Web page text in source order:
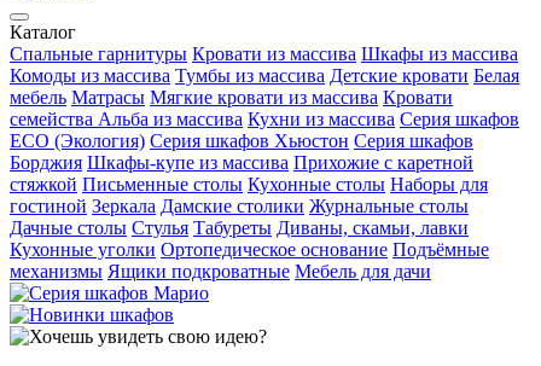
Каталог
Спальные гарнитуры Кровати из массива Шкафы из массива
Комоды из массива Тумбы из массива Детские кровати Белая
мебель Матрасы Мягкие кровати из массива Кровати
семейства Альба из массива Кухни из массива Серия шкафов
ECO (Экология) Серия шкафов Хьюстон Серия шкафов
Борджия Шкафы-купе из массива Прихожие с каретной
стяжкой Письменные столы Кухонные столы Наборы для
гостиной Зеркала Дамские столики Журнальные столы
Дачные столы Стулья Табуреты Диваны, скамьи, лавки
Кухонные уголки Ортопедическое основание Подъёмные
механизмы Ящики подкроватные Мебель для дачи